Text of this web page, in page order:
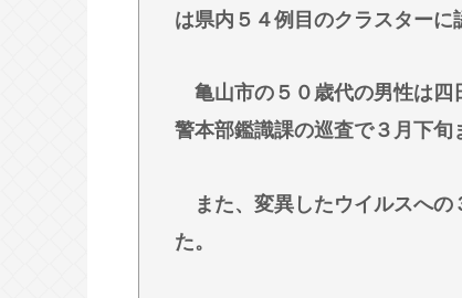
は県内５４例目のクラスターに
亀山市の５０歳代の男性は四
警本部鑑識課の巡査で３月下旬
また、変異したウイルスへの
た。